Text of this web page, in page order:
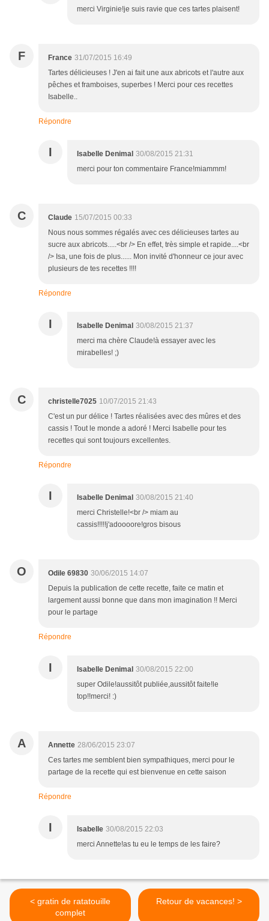
merci Virginie!je suis ravie que ces tartes plaisent!
F France 31/07/2015 16:49
Tartes délicieuses ! J'en ai fait une aux abricots et l'autre aux
pêches et framboises, superbes ! Merci pour ces recettes
Isabelle..
Répondre
I Isabelle Denimal 30/08/2015 21:31
merci pour ton commentaire France!miammm!
C Claude 15/07/2015 00:33
Nous nous sommes régalés avec ces délicieuses tartes au
sucre aux abricots.....<br /> En effet, très simple et rapide....<br
/> Isa, une fois de plus...... Mon invité d'honneur ce jour avec
plusieurs de tes recettes !!!!
Répondre
I Isabelle Denimal 30/08/2015 21:37
merci ma chère Claude!à essayer avec les
mirabelles! ;)
C christelle7025 10/07/2015 21:43
C'est un pur délice ! Tartes réalisées avec des mûres et des
cassis ! Tout le monde a adoré ! Merci Isabelle pour tes
recettes qui sont toujours excellentes.
Répondre
I Isabelle Denimal 30/08/2015 21:40
merci Christelle!<br /> miam au
cassis!!!!!j'adoooore!gros bisous
O Odile 69830 30/06/2015 14:07
Depuis la publication de cette recette, faite ce matin et
largement aussi bonne que dans mon imagination !! Merci
pour le partage
Répondre
I Isabelle Denimal 30/08/2015 22:00
super Odile!aussitôt publiée,aussitôt faite!le
top!!merci! :)
A Annette 28/06/2015 23:07
Ces tartes me semblent bien sympathiques, merci pour le
partage de la recette qui est bienvenue en cette saison
Répondre
I Isabelle 30/08/2015 22:03
merci Annette!as tu eu le temps de les faire?
< gratin de ratatouille
complet
Retour de vacances! >